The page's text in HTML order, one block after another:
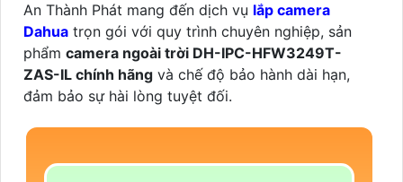
An Thành Phát mang đến dịch vụ lắp camera
Dahua trọn gói với quy trình chuyên nghiệp, sản
phẩm camera ngoài trời DH-IPC-HFW3249T-
ZAS-IL chính hãng và chế độ bảo hành dài hạn,
đảm bảo sự hài lòng tuyệt đối.